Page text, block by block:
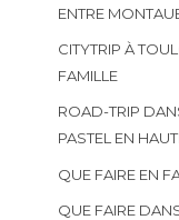
ENTRE
CITYTRIP À
FAMILLE
ROAD-TRIP
PASTEL EN
QUE FAIRE EN
QUE FAIRE